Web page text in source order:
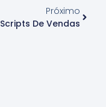
Próximo
Scripts De Vendas